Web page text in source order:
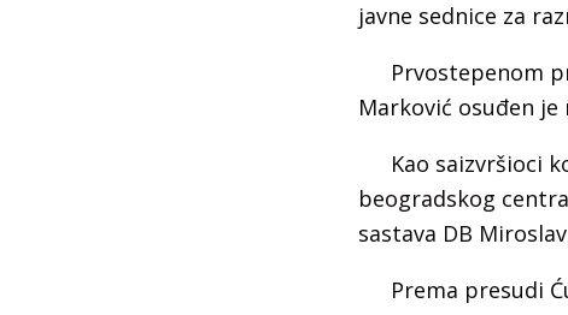
javne sednice za
Prvostepenom
Marković osuđen
Kao saizvršioci
beogradskog
sastava DB
Prema presudi